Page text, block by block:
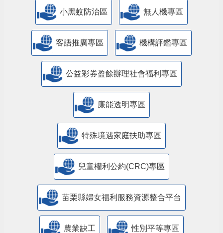
小黑蚊防治區 無人機專區
客語推廣專區 機構評鑑專區
公益彩券盈餘辦理社會福利專區
廉能透明專區
特殊境遇家庭扶助專區
兒童權利公約(CRC)專區
苗栗縣婦女福利服務資源整合平台
農業缺工 性別平等專區